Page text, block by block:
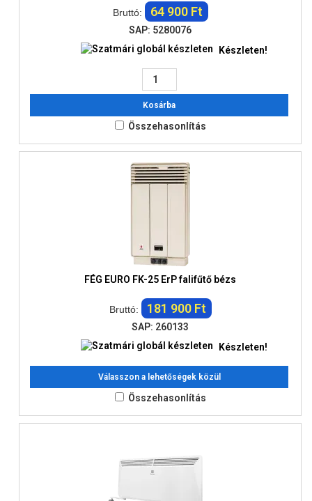
Bruttó: 64 900 Ft
SAP: 5280076
Készleten!
Kosárba
Összehasonlítás
FÉG EURO FK-25 ErP falifűtő bézs
Bruttó: 181 900 Ft
SAP: 260133
Készleten!
Válasszon a lehetőségek közül
Összehasonlítás